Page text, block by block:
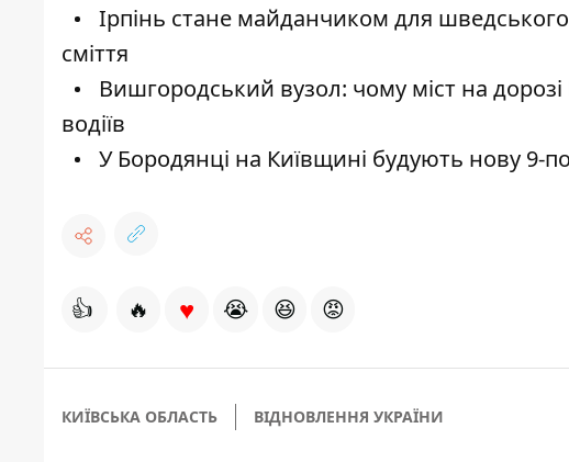
Ірпінь стане майданчиком для
сміття
Вишгородський вузол: чому міст на
водіїв
У Бородянці на Київщині будують нову 9-
👍 🔥 ♥ 😭 😆 😡
КИЇВСЬКА ОБЛАСТЬ ВІДНОВЛЕННЯ УКРАЇНИ